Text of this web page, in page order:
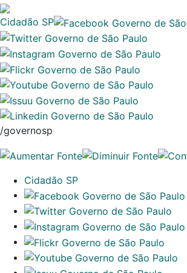
Cidadão SP
/governosp
Cidadão SP